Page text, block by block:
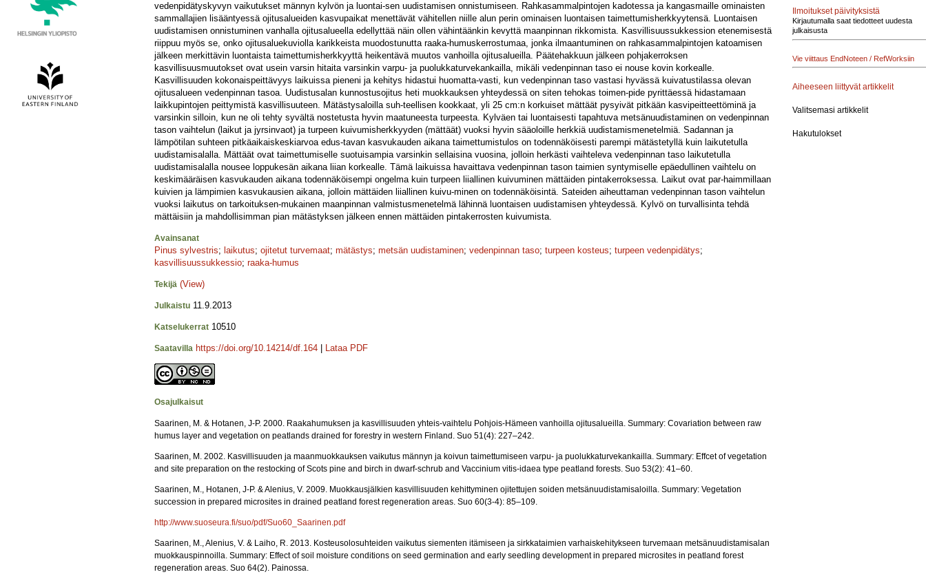
vedenpidätyskyvyn vaikutukset männyn kylvön ja luontai-sen uudistamisen onnistumiseen. Rahkasammalpintojen kadotessa ja kangasmaille ominaisten
sammallajien lisääntyessä ojitusalueiden kasvupaikat menettävät vähitellen niille alun perin ominaisen luontaisen taimettumisherkkyytensä. Luontaisen
uudistamisen onnistuminen vanhalla ojitusalueella edellyttää näin ollen vähintäänkin kevyttä maanpinnan rikkomista. Kasvillisuussukkession etenemisestä
riippuu myös se, onko ojitusaluekuviolla karikkeista muodostunutta raaka-humuskerrostumaa, jonka ilmaantuminen on rahkasammalpintojen katoamisen
jälkeen merkittävin luontaista taimettumisherkkyyttä heikentävä muutos vanhoilla ojitusalueilla. Päätehakkuun jälkeen pohjakerroksen
kasvillisuusmuutokset ovat usein varsin hitaita varsinkin varpu- ja puolukkaturvekankailla, mikäli vedenpinnan taso ei nouse kovin korkealle.
Kasvillisuuden kokonaispeittävyys laikuissa pieneni ja kehitys hidastui huomatta-vasti, kun vedenpinnan taso vastasi hyvässä kuivatustilassa olevan
ojitusalueen vedenpinnan tasoa. Uudistusalan kunnostusojitus heti muokkauksen yhteydessä on siten tehokas toimen-pide pyrittäessä hidastamaan
laikkupintojen peittymistä kasvillisuuteen. Mätästysaloilla suh-teellisen kookkaat, yli 25 cm:n korkuiset mättäät pysyivät pitkään kasvipeitteettöminä ja
varsinkin silloin, kun ne oli tehty syvältä nostetusta hyvin maatuneesta turpeesta. Kylväen tai luontaisesti tapahtuva metsänuudistaminen on vedenpinnan
tason vaihtelun (laikut ja jyrsinvaot) ja turpeen kuivumisherkkyyden (mättäät) vuoksi hyvin sääoloille herkkiä uudistamismenetelmiä. Sadannan ja
lämpötilan suhteen pitkäaikaiskeskiarvoa edus-tavan kasvukauden aikana taimettumistulos on todennäköisesti parempi mätästetyllä kuin laikutetulla
uudistamisalalla. Mättäät ovat taimettumiselle suotuisampia varsinkin sellaisina vuosina, jolloin herkästi vaihteleva vedenpinnan taso laikutetulla
uudistamisalalla nousee loppukesän aikana liian korkealle. Tämä laikuissa havaittava vedenpinnan tason taimien syntymiselle epäedullinen vaihtelu on
keskimääräisen kasvukauden aikana todennäköisempi ongelma kuin turpeen liiallinen kuivuminen mättäiden pintakerroksessa. Laikut ovat par-haimmillaan
kuivien ja lämpimien kasvukausien aikana, jolloin mättäiden liiallinen kuivu-minen on todennäköisintä. Sateiden aiheuttaman vedenpinnan tason vaihtelun
vuoksi laikutus on tarkoituksen-mukainen maanpinnan valmistusmenetelmä lähinnä luontaisen uudistamisen yhteydessä. Kylvö on turvallisinta tehdä
mättäisiin ja mahdollisimman pian mätästyksen jälkeen ennen mättäiden pintakerrosten kuivumista.
Avainsanat
Pinus sylvestris; laikutus; ojitetut turvemaat; mätästys; metsän uudistaminen; vedenpinnan taso; turpeen kosteus; turpeen vedenpidätys;
kasvillisuussukkessio; raaka-humus
Tekijä (View)
Julkaistu 11.9.2013
Katselukerrat 10510
Saatavilla https://doi.org/10.14214/df.164 Lataa PDF
Osajulkaisut
Saarinen, M. & Hotanen, J-P. 2000. Raakahumuksen ja kasvillisuuden yhteis-vaihtelu Pohjois-Hämeen vanhoilla ojitusalueilla. Summary: Covariation between raw
humus layer and vegetation on peatlands drained for forestry in western Finland. Suo 51(4): 227–242.
Saarinen, M. 2002. Kasvillisuuden ja maanmuokkauksen vaikutus männyn ja koivun taimettumiseen varpu- ja puolukkaturvekankailla. Summary: Effcet of vegetation
and site preparation on the restocking of Scots pine and birch in dwarf-schrub and Vaccinium vitis-idaea type peatland forests. Suo 53(2): 41–60.
Saarinen, M., Hotanen, J-P. & Alenius, V. 2009. Muokkausjälkien kasvillisuuden kehittyminen ojitettujen soiden metsänuudistamisaloilla. Summary: Vegetation
succession in prepared microsites in drained peatland forest regeneration areas. Suo 60(3-4): 85–109.
http://www.suoseura.fi/suo/pdf/Suo60_Saarinen.pdf
Saarinen, M., Alenius, V. & Laiho, R. 2013. Kosteusolosuhteiden vaikutus siementen itämiseen ja sirkkataimien varhaiskehitykseen turvemaan metsänuudistamisalan
muokkauspinnoilla. Summary: Effect of soil moisture conditions on seed germination and early seedling development in prepared microsites in peatland forest
regeneration areas. Suo 64(2). Painossa.
Ilmoitukset päivityksistä
Kirjautumalla saat tiedotteet uudesta
julkaisusta
Vie viittaus EndNoteen / RefWorksiin
Aiheeseen liittyvät artikkelit
Valitsemasi artikkelit
Hakutulokset